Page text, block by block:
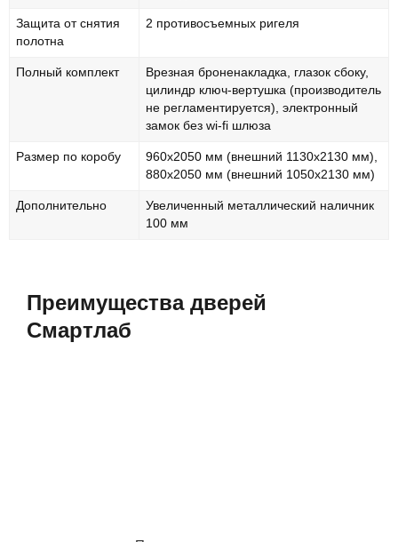
Защита от снятия
полотна
2 противосъемных ригеля
Полный комплект
Врезная броненакладка, глазок сбоку,
цилиндр ключ-вертушка (производитель
не регламентируется), электронный
замок без wi-fi шлюза
Размер по коробу
960х2050 мм (внешний 1130х2130 мм),
880х2050 мм (внешний 1050х2130 мм)
Дополнительно
Увеличенный металлический наличник
100 мм
Преимущества дверей
Смартлаб